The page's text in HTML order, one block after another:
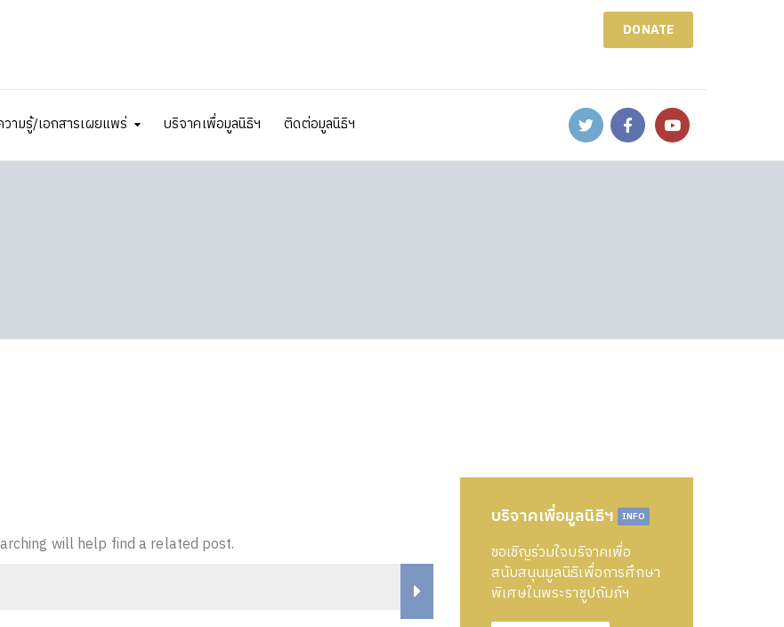
DONATE
ามรู้/เอกสารเผยแพร่ บริจาคเพื่อมูลนิธิฯ ติดต่อมูลนิธิฯ
will help find a related post.
บริจาคเพื่อมูลนิธิฯ INFO
ขอเชิญร่วมใจบริจาคเพื่อ
สนับสนุนมูลนิธิเพื่อการศึกษา
พิเศษในพระราชูปถัมภ์ฯ